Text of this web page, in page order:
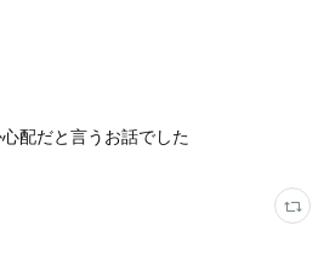
配だと言うお話でした